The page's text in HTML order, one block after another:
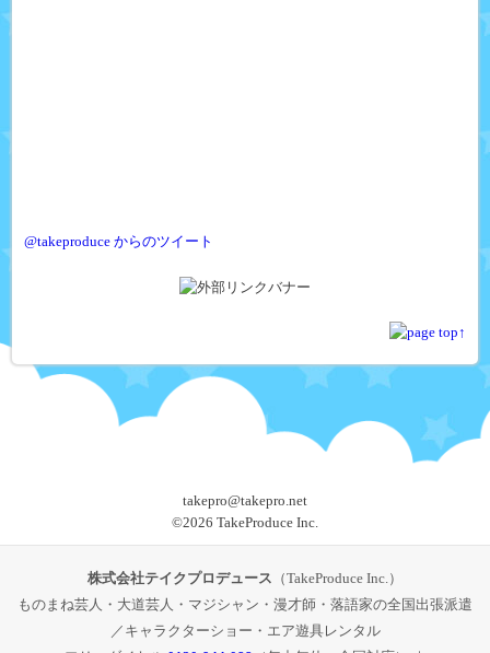
@takeproduce からのツイート
takepro@takepro.net
©2026 TakeProduce Inc.
株式会社テイクプロデュース （TakeProduce Inc.）
ものまね芸人・大道芸人・マジシャン・漫才師・落語家の全国出張派遣
／キャラクターショー・エア遊具レンタル